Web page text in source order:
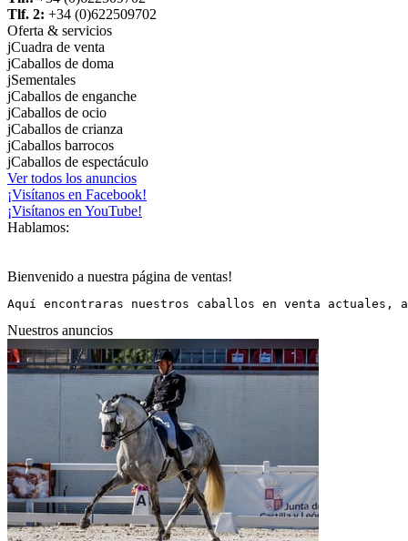
Tlf. 2: +34 (0)622509702
Oferta & servicios
jCuadra de venta
jCaballos de doma
jSementales
jCaballos de enganche
jCaballos de ocio
jCaballos de crianza
jCaballos barrocos
jCaballos de espectáculo
Ver todos los anuncios
¡Visítanos en Facebook!
¡Visítanos en YouTube!
Hablamos:
Bienvenido a nuestra página de ventas!
Aquí encontraras nuestros caballos en venta actuales,
Nuestros anuncios